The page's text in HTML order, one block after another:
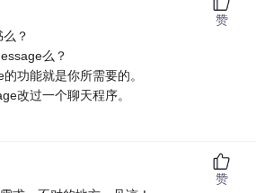
？
么？
功能就是你所需要的。
改过一个聊天程序。
赞
赞